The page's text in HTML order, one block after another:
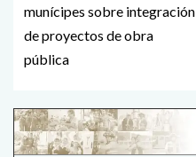
munícipes sobre integración
de proyectos de obra
pública